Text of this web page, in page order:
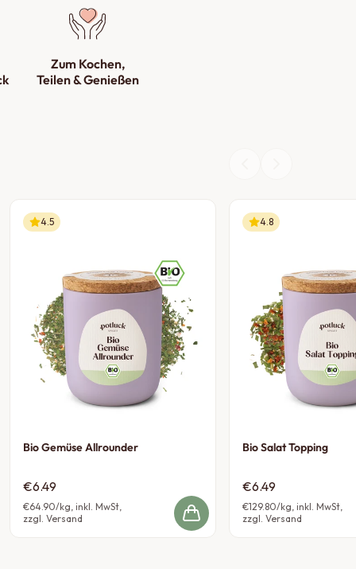
Zum Kochen,
Teilen & Genießen
4.5
Bio Gemüse Allrounder
€6.49
€64.90/kg, inkl. MwSt,
zzgl. Versand
4.8
Bio Salat Topping
€6.49
€129.80/kg, inkl. MwSt,
zzgl. Versand